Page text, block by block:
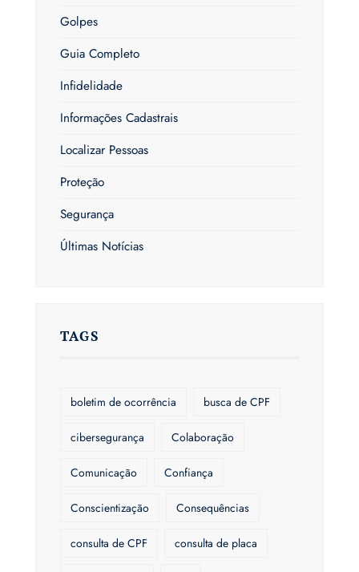
Golpes
Guia Completo
Infidelidade
Informações Cadastrais
Localizar Pessoas
Proteção
Segurança
Últimas Notícias
TAGS
boletim de ocorrência busca de CPF
cibersegurança Colaboração
Comunicação Confiança
Conscientização Consequências
consulta de CPF consulta de placa